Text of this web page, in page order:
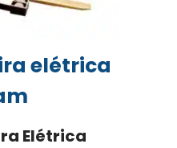
elétrica
Elétrica